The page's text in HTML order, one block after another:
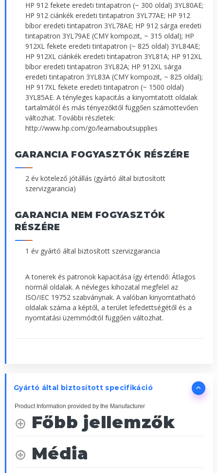
HP 912 fekete eredeti tintapatron (~ 300 oldal) 3YL80AE;
HP 912 ciánkék eredeti tintapatron 3YL77AE; HP 912
bíbor eredeti tintapatron 3YL78AE; HP 912 sárga eredeti
tintapatron 3YL79AE (CMY kompozit, ~ 315 oldal); HP
912XL fekete eredeti tintapatron (~ 825 oldal) 3YL84AE;
HP 912XL ciánkék eredeti tintapatron 3YL81A; HP 912XL
bíbor eredeti tintapatron 3YL82A; HP 912XL sárga
eredeti tintapatron 3YL83A (CMY kompozit, ~ 825 oldal);
HP 917XL fekete eredeti tintapatron (~ 1500 oldal)
3YL85AE. A tényleges kapacitás a kinyomtatott oldalak
tartalmától és más tényezőktől függően számottevően
változhat. További részletek:
http://www.hp.com/go/learnaboutsupplies
GARANCIA FOGYASZTÓK RÉSZÉRE
2 év kötelező jótállás (gyártó által biztosított
szervizgarancia)
GARANCIA NEM FOGYASZTÓK
RÉSZÉRE
1 év gyártó által biztosított szervizgarancia
A tonerek és patronok kapacitása így értendő: Átlagos
normál oldalak. A névleges kihozatal megfelel az
ISO/IEC 19752 szabványnak. A valóban kinyomtatható
oldalak száma a képtől, a terület lefedettségétől és a
nyomtatási üzemmódtól függően változhat.
Gyártó által biztosított specifikáció
Product Information provided by the Manufacturer
Főbb jellemzők
Média